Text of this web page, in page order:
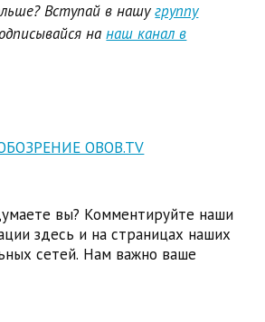
Вступай в нашугруппу
нанаш канал в
OBOB.TV
вы? Комментируйте наши
здесь и на страницах наших
сетей. Нам важно ваше